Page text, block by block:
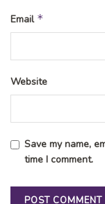
Email *
Website
Save my name,
time I comment.